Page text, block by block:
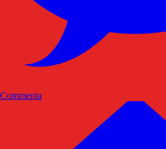
Commenta